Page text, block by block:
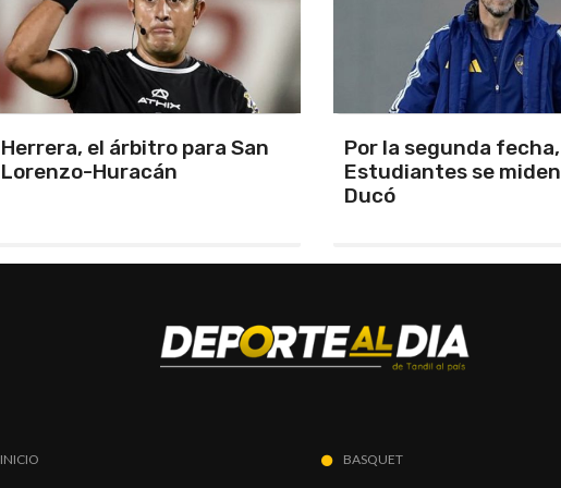
Por la segunda fecha, Boca y
Estudiantes se miden en el
La cuarta fecha del
campeonato de
corre en Mar del Plata
INICIO BASQUET